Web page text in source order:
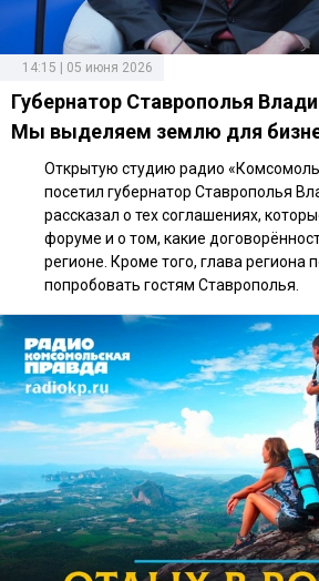
14:15 | 05 июня 2026
Губернатор Ставрополья
Мы выделяем землю для
Открытую студию радио
посетил губернатор Ставрополья
рассказал о тех соглашениях,
форуме и о том, какие
регионе. Кроме того, глава региона
попробовать гостям Ставрополья.